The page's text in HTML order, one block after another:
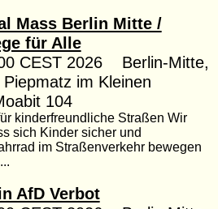
Mass Berlin Mitte /
für Alle
CEST 2026 Berlin-Mitte,
im Kleinen
104
kinderfreundliche Straßen Wir
sich Kinder sicher und
im Straßenverkehr bewegen
AfD Verbot